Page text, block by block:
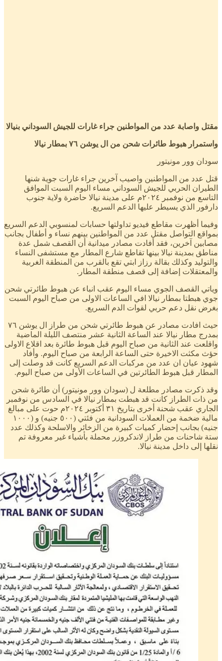
مقتل واصابة عدد من المواطنين جراء غارات للجيش السوداني بنيالا
واستمرار هبوط طائرات شحن من ال يوشن ٧٦ بمطار نيالا
سودان وور مونيتور
قتل عدد من المواطنين واصيب آخرين جراء غارات جوية شنها
الطيران الحربي للجيش السوداني مساء اليوم السبت الموافق
التاسع من نوفمبر ٢٠٢٤م على مدينة نيالا حاضرة ولاية جنوب
دارفور الذي يسيطر عليها الدعم السريع.
وفيما أظهرت مقاطع فيديو تداولتها حسابات لمنسوبي الدعم السريع
بمواقع التواصل مقتل عدد من المواطنين بينهم نساء و أطفال بجانب
مصابين آخرين، فقد أفادت مصادر ميدانية أن القصف شمل عدة
مناطق بمدينة نيالا بينها تقاطع شارع المطار مع مستشفى النساء
والتوليد وكذلك بقالة رزاز ابتي تقع بالقرب من المنطقة الغربية
والمعتقلات إضافة إلى قصف منطقة المطار.
وياتي القصف الجوي مساء اليوم عقب انباء عن هبوط طائرتي شحن
جوي هبطتا بمطار نيالا افي الساعات الاولى من صباح اليوم السبت
بغرض نقل دعم حربي لقوات الدم السريع.
حيث افادت مصادر عن هبوط طائرتي شحن من طراز ال يوشن ٧٦
بمدرج مطار نيالا عند الساعة الثانية عشر منتصف الليلة الماضية
واقلعت عند الثانية من صباح اليوم قبل هبوط طائرة بعد اقلاع الاولى
حؤث مكثت الاخيرة حتى الساعة الرابعة من صباح اليوم. وأفاد
شهود عيان ان عدد من مركبات الدعم السريع كانت قد وصلت إلى
المطار قبل هبوط الطائرتين في الساعات الأولى من صباح اليوم.
وقد ذكرت مصادر مطلعة ل (سودان وور مونيتور) أن طائرة شحن
من ذات الطراز كانت قد هبطت بمطار نيالا في السادس من نوفمبر
الجاري عقب شحنة أخرى بتاريخ ٣١ أكتوبر ٢٠٢٤م حوت على مبالغ
مالية ضخمة من العملات السودانية من فئتي (٥٠٠ جنيه) و (١٠٠٠
جنيه) بجانب إحضار كميات كبيرة من الزخائر والاسلحة وكذلك عدد
ستة شاحنات من طراز لاندكروزر محملة بأشياء غير معروفة تم
نقلها إلى داخل مدينة نيالا.